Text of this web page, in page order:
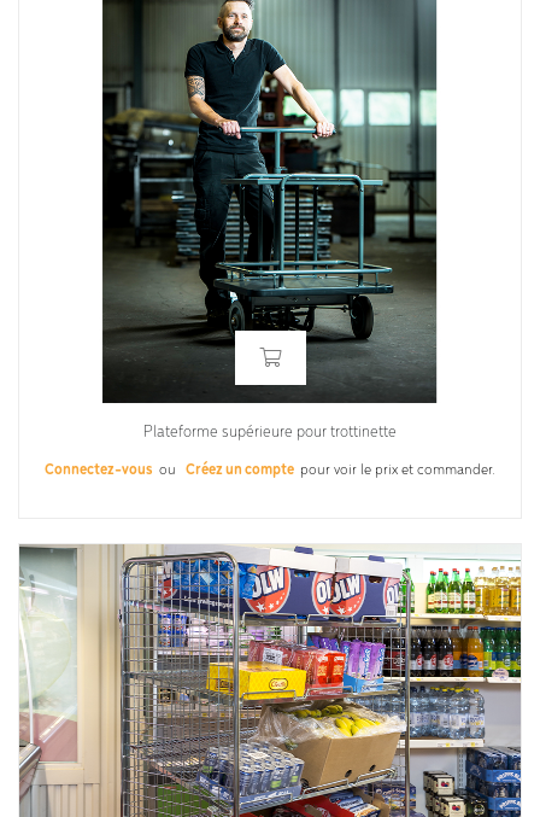
Plateforme supérieure pour trottinette
Connectez-vous ou Créez un compte pour voir le prix et commander.